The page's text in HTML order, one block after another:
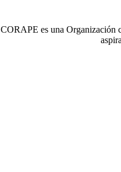
CORAPE es una Organización